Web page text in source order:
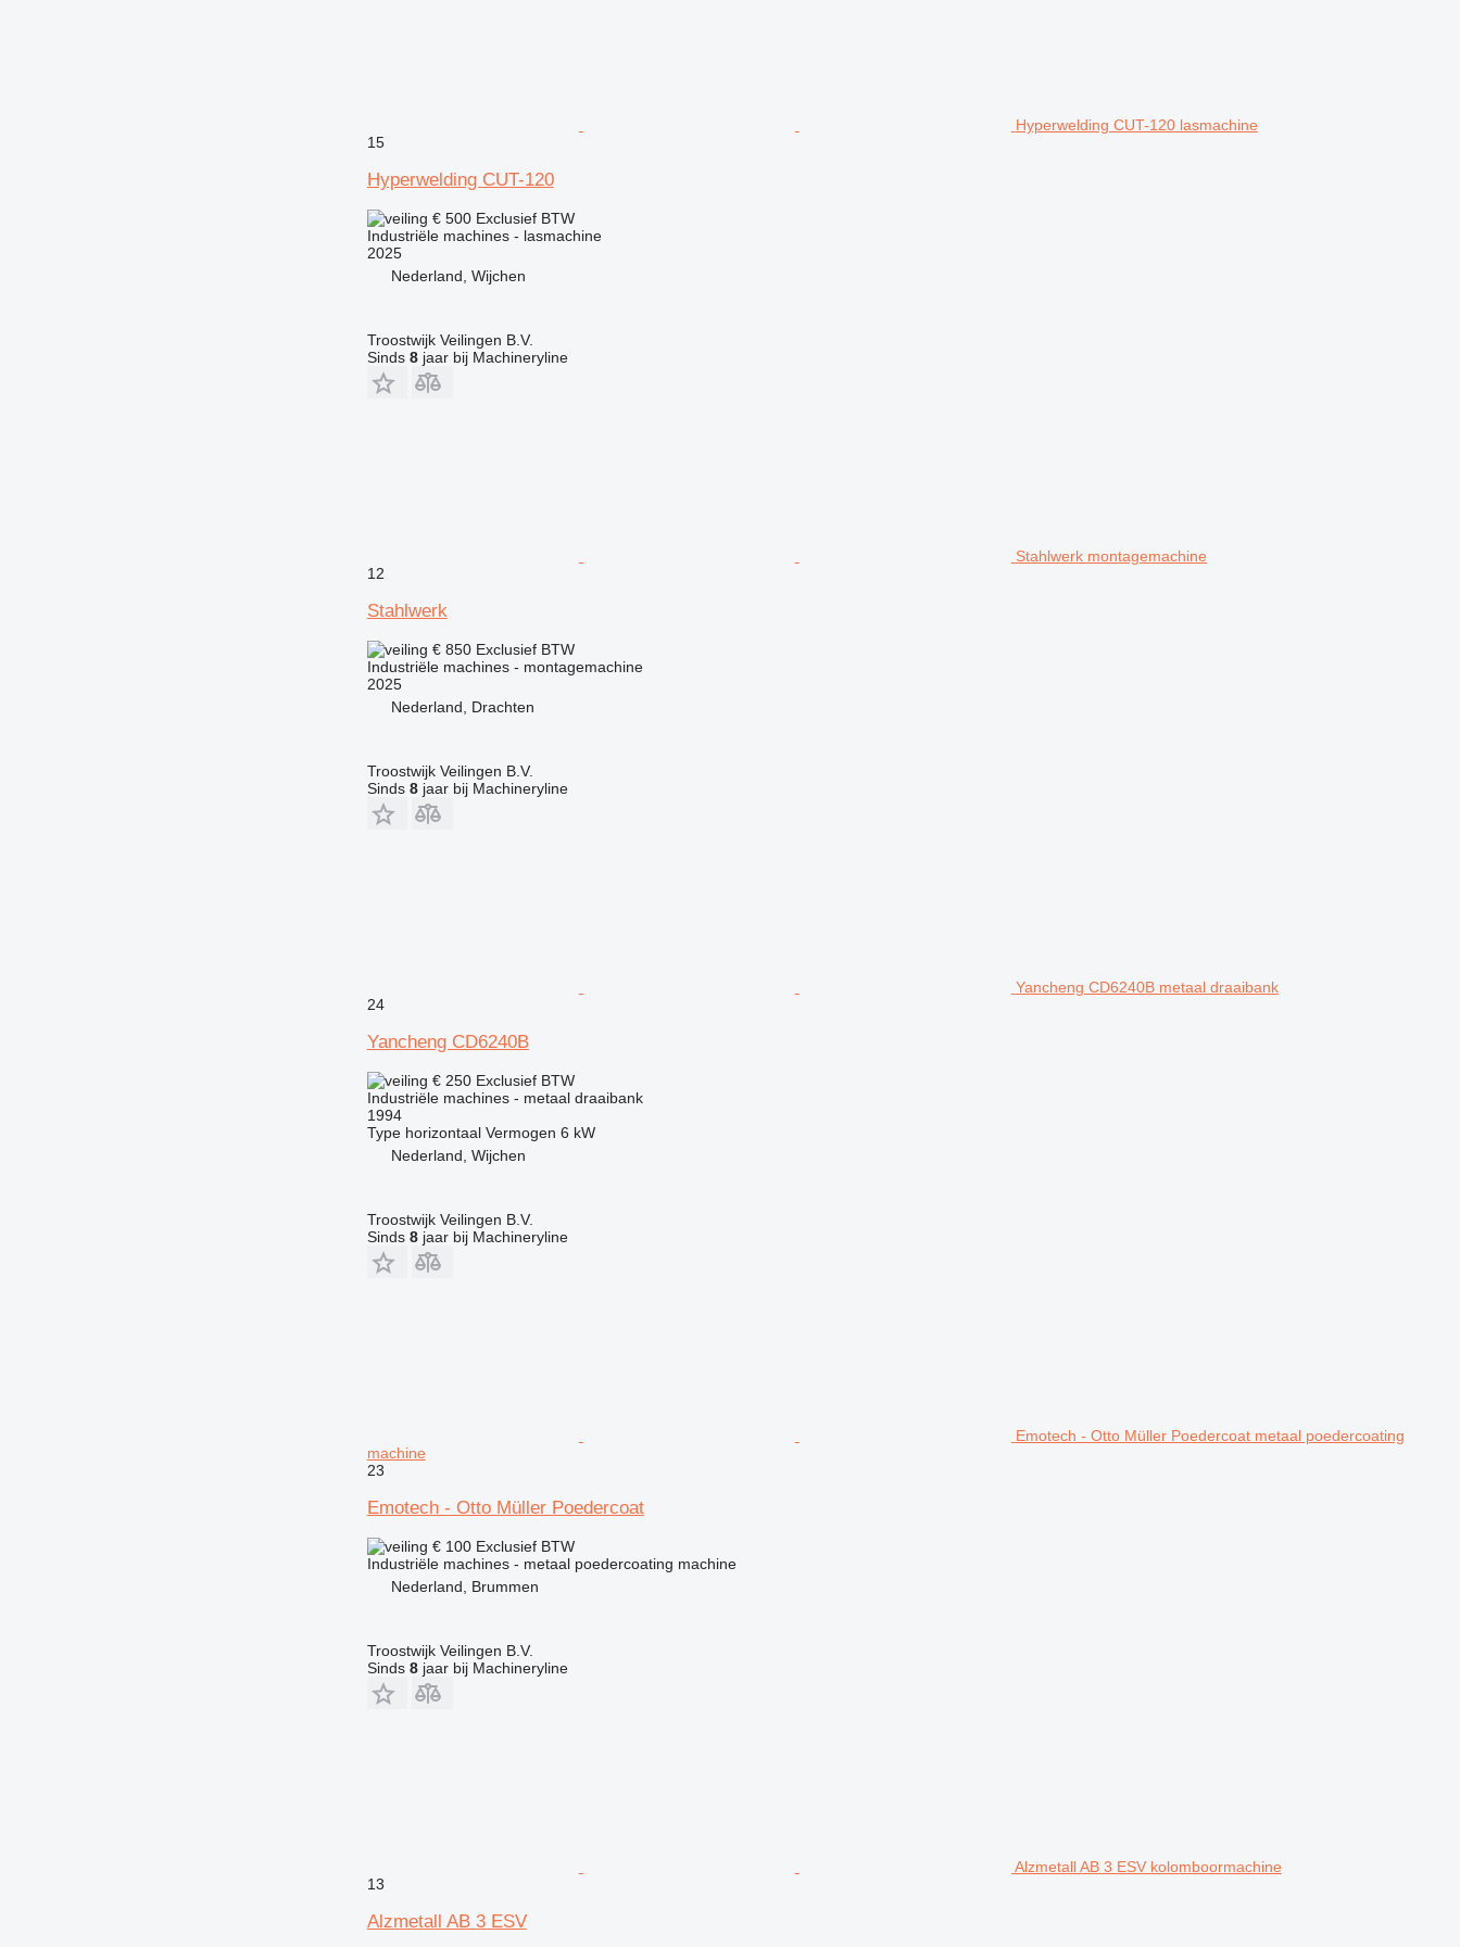
Hyperwelding CUT-120 lasmachine
15
Hyperwelding CUT-120
€ 500 Exclusief BTW
Industriële machines - lasmachine
2025
Nederland, Wijchen
Troostwijk Veilingen B.V.
Sinds 8jaar bij Machineryline
Stahlwerk montagemachine
12
Stahlwerk
€ 850 Exclusief BTW
Industriële machines - montagemachine
2025
Nederland, Drachten
Troostwijk Veilingen B.V.
Sinds 8jaar bij Machineryline
Yancheng CD6240B metaal draaibank
24
Yancheng CD6240B
€ 250 Exclusief BTW
Industriële machines - metaal draaibank
1994
Type horizontaal Vermogen 6 kW
Nederland, Wijchen
Troostwijk Veilingen B.V.
Sinds 8jaar bij Machineryline
Emotech - Otto Müller Poedercoat metaal poedercoating
machine
23
Emotech - Otto Müller Poedercoat
€ 100 Exclusief BTW
Industriële machines - metaal poedercoating machine
Nederland, Brummen
Troostwijk Veilingen B.V.
Sinds 8jaar bij Machineryline
Alzmetall AB 3 ESV kolomboormachine
13
Alzmetall AB 3 ESV